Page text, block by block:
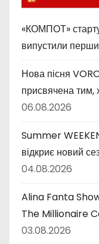
к
и
«КОМПОТ»
випустили
Нова пісня
присвячена тим,
06.08.2026
Summer
відкриє новий
04.08.2026
Alina Fanta
The Millionaire
03.08.2026